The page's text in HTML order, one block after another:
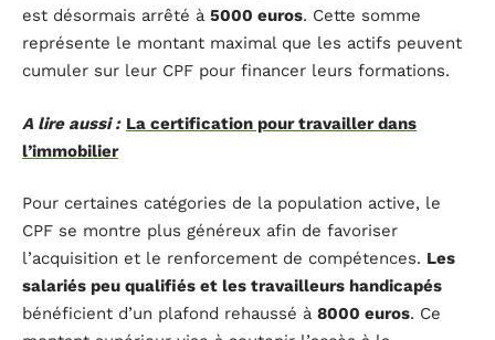
est désormais arrêté à 5000 euros. Cette somme
représente le montant maximal que les actifs peuvent
cumuler sur leur CPF pour financer leurs formations.
A lire aussi : La certification pour travailler dans
l’immobilier
Pour certaines catégories de la population active, le
CPF se montre plus généreux afin de favoriser
l’acquisition et le renforcement de compétences. Les
salariés peu qualifiés et les travailleurs handicapés
bénéficient d’un plafond rehaussé à 8000 euros. Ce